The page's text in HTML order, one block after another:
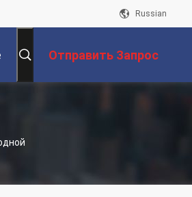
Russian
Отправить Запрос